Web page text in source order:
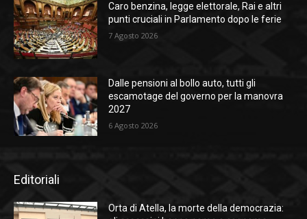
Caro benzina, legge elettorale, Rai e altri
punti cruciali in Parlamento dopo le ferie
7 Agosto 2026
Dalle pensioni al bollo auto, tutti gli
escamotage del governo per la manovra
2027
6 Agosto 2026
Editoriali
Orta di Atella, la morte della democrazia: